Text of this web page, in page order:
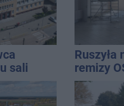
sali
Ruszyła
remizy